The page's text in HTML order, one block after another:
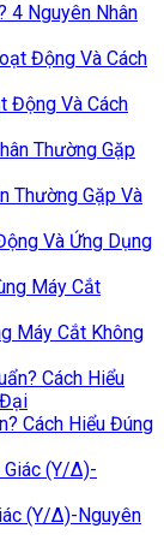
4 Nguyên Nhân
Động Và Cách
Thường Gặp Và
Và Ứng Dụng
Máy Cắt Không
Cách Hiểu Đúng
(Y/Δ)-Nguyên